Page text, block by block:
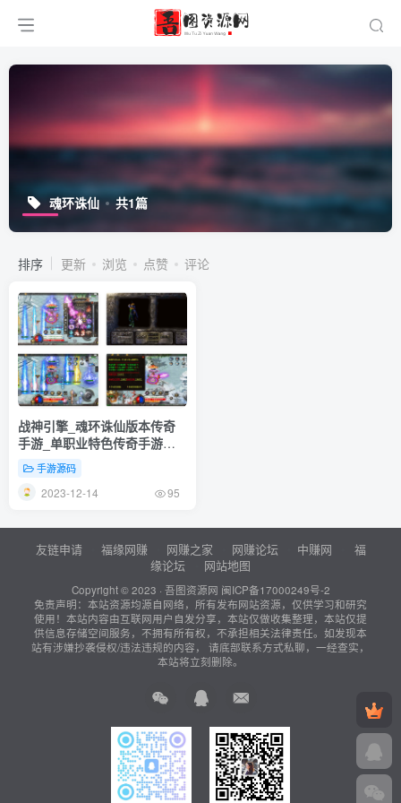
魂环诛仙 共1篇
排序 更新 浏览 点赞 评论
战神引擎_魂环诛仙版本传奇
手游_单职业特色传奇手游
_Win服务端_通用视频架设教
程_GM授权物品后台_gm直冲
网页后台_安卓版本
手游源码
2023-12-14 95
友链申请 福缘网赚 网赚之家 网赚论坛 中赚网
福
缘论坛
网站地图
Copyright © 2023 · 吾图资源网 闽ICP备17000249号-2
免责声明：本站资源均源自网络，所有发布网站资源，仅供学习和研究
使用！本站内容由互联网用户自发分享，本站仅做收集整理，本站仅提
供信息存储空间服务，不拥有所有权，不承担相关法律责任。如发现本
站有涉嫌抄袭侵权/违法违规的内容， 请底部联系方式私聊，一经查实，
本站将立刻删除。